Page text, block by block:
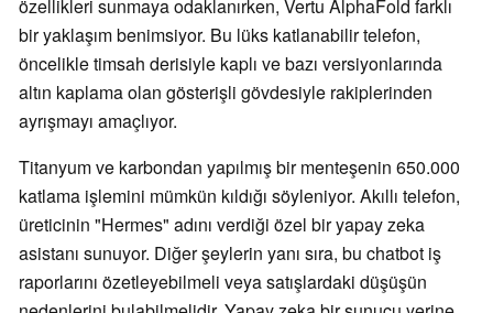
özellikleri sunmaya odaklanırken, Vertu AlphaFold farklı
bir yaklaşım benimsiyor. Bu lüks katlanabilir telefon,
öncelikle timsah derisiyle kaplı ve bazı versiyonlarında
altın kaplama olan gösterişli gövdesiyle rakiplerinden
ayrışmayı amaçlıyor.
Titanyum ve karbondan yapılmış bir menteşenin 650.000
katlama işlemini mümkün kıldığı söyleniyor. Akıllı telefon,
üreticinin "Hermes" adını verdiği özel bir yapay zeka
asistanı sunuyor. Diğer şeylerin yanı sıra, bu chatbot iş
raporlarını özetleyebilmeli veya satışlardaki düşüşün